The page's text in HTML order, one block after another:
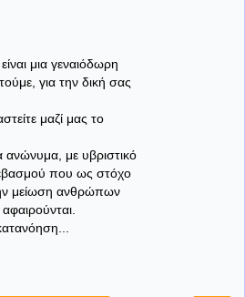
μια γεναιόδωρη
για την δική σας
μαζί μας το
με υβριστικό
που ως στόχο
μείωση ανθρώπων